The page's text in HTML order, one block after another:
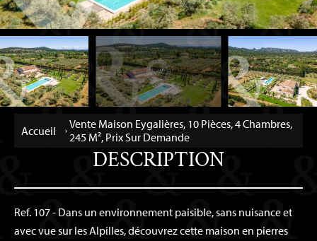
Accueil
Vente Maison Eygalières, 10 Pièces, 4 Chambres,
245 M², Prix Sur Demande
DESCRIPTION
Ref. 107 - Dans un environnement paisible, sans nuisance et
avec vue sur les Alpilles, découvrez cette maison en pierres